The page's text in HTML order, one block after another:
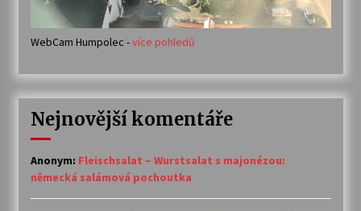
WebCam Humpolec -více pohledů
Nejnovější komentáře
Anonym: Fleischsalat – Wurstsalat s majonézou:
německá salámová pochoutka